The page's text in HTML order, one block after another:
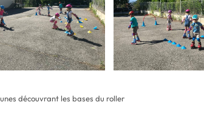
découvrant les bases du roller